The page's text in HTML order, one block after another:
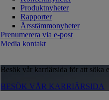
Produktnyheter
Rapporter
Årsstämmonyheter
Prenumerera via e-post
Media kontakt
Besök vår karriärsida för att söka
BESÖK VÅR KARRIÄRSIDA